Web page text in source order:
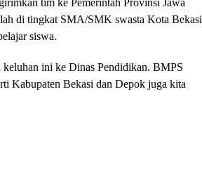
tim ke Pemerintah Provinsi Jawa
di tingkat SMA/SMK swasta Kota Bekasi
siswa.
ini ke Dinas Pendidikan. BMPS
Kabupaten Bekasi dan Depok juga kita